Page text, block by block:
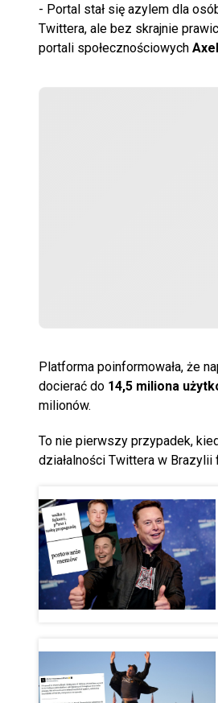
- Portal stał się azylem dla
Twittera, ale bez skrajnie
portali społecznościowych
Platforma poinformowała, że
docierać do 14,5 miliona
milionów.
To nie pierwszy przypadek,
działalności Twittera w Brazylii